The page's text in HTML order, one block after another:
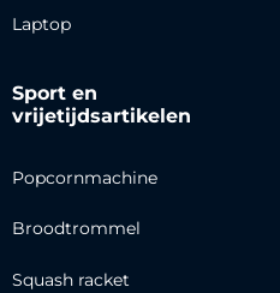
Laptop
Sport en
vrijetijdsartikelen
Popcornmachine
Broodtrommel
Squash racket